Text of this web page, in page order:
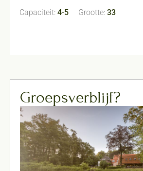
Capaciteit: 4-5 Grootte: 33
Groepsverblijf?